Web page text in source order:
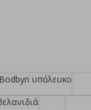
Bodbyn υπόλευκο